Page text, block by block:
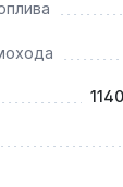
2" и объём
73 л